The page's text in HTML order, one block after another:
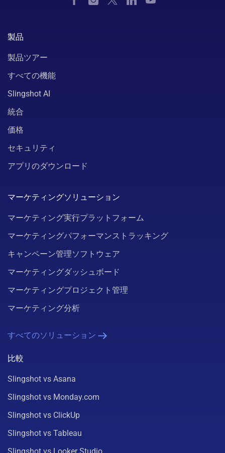
製品
製品ツアー
すべての機能
Slingshot AI
統合
価格
セキュリティ
アプリのダウンロード
マーケティングソリューション
マーケティング実行プラットフォーム
マーケティングパフォーマンストラッキング
キャンペーン管理ソフトウェア
マーケティングダッシュボード
マーケティングプロジェクト管理
マーケティング分析
すべてのソリューション
比較
Slingshot vs Asana
Slingshot vs Monday.com
Slingshot vs ClickUp
Slingshot vs Tableau